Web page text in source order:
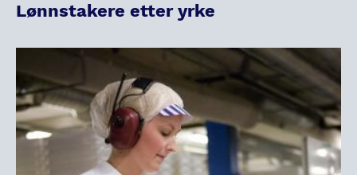
Lønnstakere etter yrke